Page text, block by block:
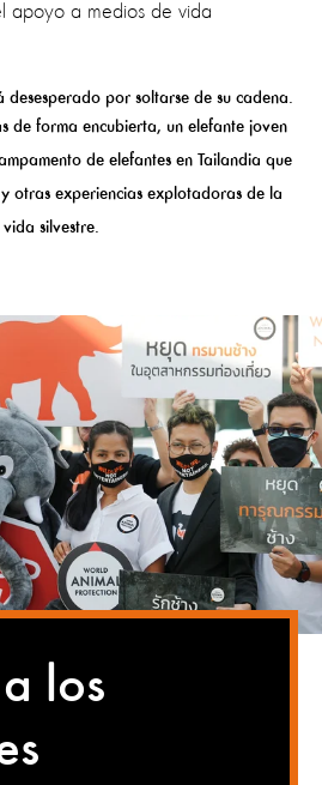
apoyo a medios de vida
de forma encubierta, un elefante joven
de elefantes en Tailandia que
otras experiencias explotadoras de la
vida silvestre.
los